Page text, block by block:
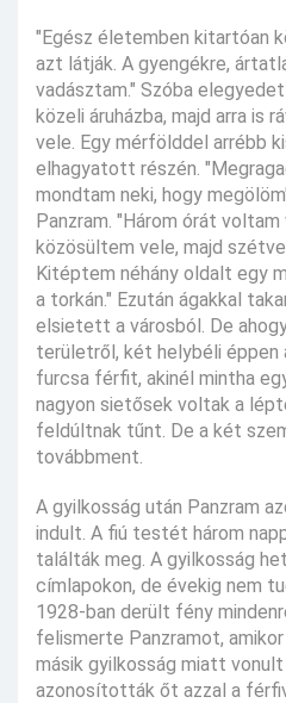
"Egész életemben kitartóan
azt látják. A gyengékre,
vadásztam." Szóba
közeli áruházba, majd arra is
vele. Egy mérfölddel arrébb
elhagyatott részén.
mondtam neki, hogy
Panzram. "Három órát
közösültem vele, majd
Kitéptem néhány oldalt egy
a torkán." Ezután ágakkal
elsietett a városból. De
területről, két helybéli éppen
furcsa férfit, akinél mintha
nagyon sietősek voltak a
feldúltnak tűnt. De a két
továbbment.
A gyilkosság után Panzram
indult. A fiú testét három
találták meg. A gyilkosság
címlapokon, de évekig nem
1928-ban derült fény
felismerte Panzramot,
másik gyilkosság miatt
azonosították őt azzal a